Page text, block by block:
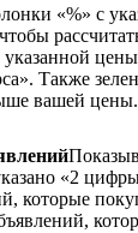
«%» с
Также
вашей цены.
«2
которые